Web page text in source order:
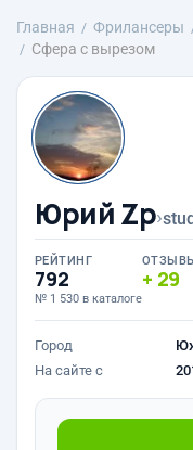
Главная Фрилансеры
Сфера с вырезом
Юрий Zp›
РЕЙТИНГ
792
№ 1 530 в каталоге
29
Город
На сайте с